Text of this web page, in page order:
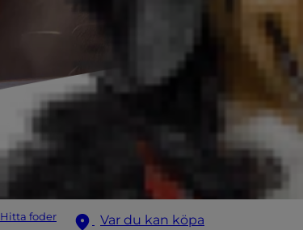
Hitta foder Var du kan köpa